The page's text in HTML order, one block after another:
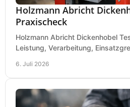
Holzmann Abricht
Praxischeck
Holzmann Abricht Dickenhobel
Leistung, Verarbeitung,
6. Juli 2026